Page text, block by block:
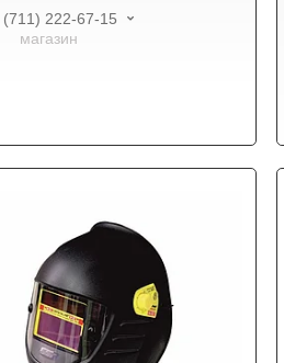
(711) 222-67-15
магазин